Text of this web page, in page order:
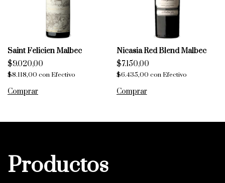
Saint Felicien Malbec
$9.020,00
$8.118,00 conEfectivo
Nicasia Red Blend Malbec
$7.150,00
$6.435,00 con Efectivo
Productos